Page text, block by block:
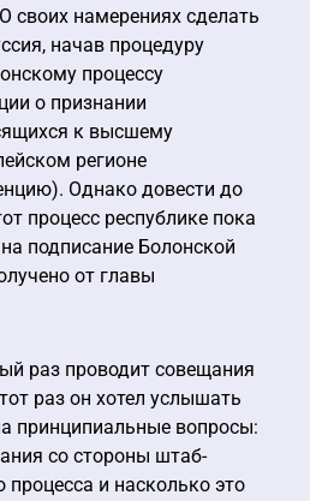
своих намерениях сделать
начав процедуру
процессу
о признании
к высшему
регионе
Однако довести до
процесс республике пока
подписание Болонской
от главы
раз проводит совещания
раз он хотел услышать
принципиальные вопросы:
со стороны штаб-
процесса и насколько это